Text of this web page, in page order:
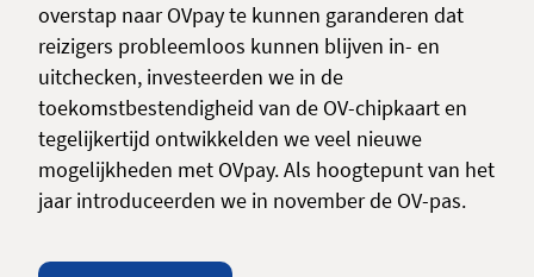
overstap naar OVpay te kunnen garanderen dat
reizigers probleemloos kunnen blijven in- en
uitchecken, investeerden we in de
toekomstbestendigheid van de OV-chipkaart en
tegelijkertijd ontwikkelden we veel nieuwe
mogelijkheden met OVpay. Als hoogtepunt van het
jaar introduceerden we in november de OV-pas.